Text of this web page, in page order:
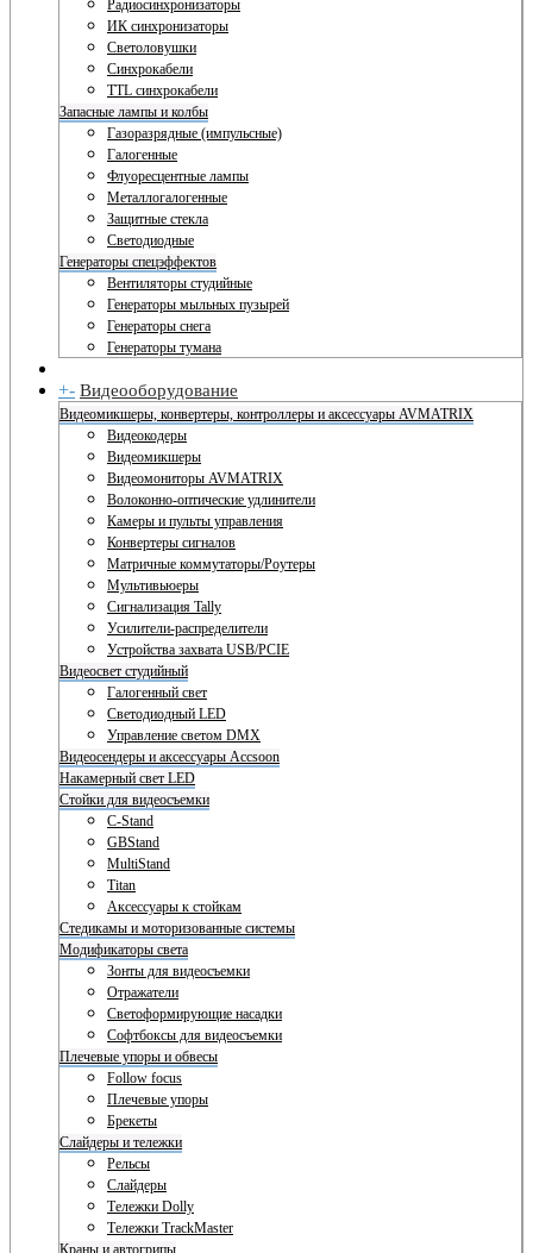
Радиосинхронизаторы
ИК синхронизаторы
Светоловушки
Синхрокабели
TTL синхрокабели
Запасные лампы и колбы
Газоразрядные (импульсные)
Галогенные
Флуоресцентные лампы
Металлогалогенные
Защитные стекла
Светодиодные
Генераторы спецэффектов
Вентиляторы студийные
Генераторы мыльных пузырей
Генераторы снега
Генераторы тумана
+- Видеооборудование
Видеомикшеры, конвертеры, контроллеры и аксессуары AVMATRIX
Видеокодеры
Видеомикшеры
Видеомониторы AVMATRIX
Волоконно-оптические удлинители
Камеры и пульты управления
Конвертеры сигналов
Матричные коммутаторы/Роутеры
Мультивьюеры
Сигнализация Tally
Усилители-распределители
Устройства захвата USB/PCIE
Видеосвет студийный
Галогенный свет
Светодиодный LED
Управление светом DMX
Видеосендеры и аксессуары Accsoon
Накамерный свет LED
Стойки для видеосъемки
C-Stand
GBStand
MultiStand
Titan
Аксессуары к стойкам
Стедикамы и моторизованные системы
Модификаторы света
Зонты для видеосъемки
Отражатели
Светоформирующие насадки
Софтбоксы для видеосъемки
Плечевые упоры и обвесы
Follow focus
Плечевые упоры
Брекеты
Слайдеры и тележки
Рельсы
Слайдеры
Тележки Dolly
Тележки TrackMaster
Краны и автогрипы